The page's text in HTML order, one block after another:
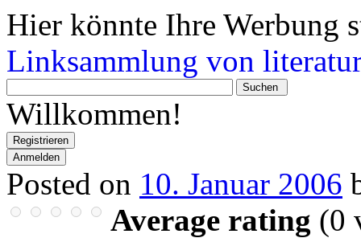
Hier könnte Ihre Werbung
Linksammlung von
suchen
Sie?
Willkommen!
Registrieren
Anmelden
Posted on 10. Januar 2006
Average rating (0